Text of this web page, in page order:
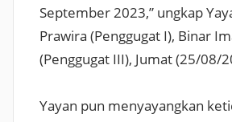
September 2023,” ungkap
Prawira (Penggugat I), Binar
(Penggugat III), Jumat (25/08/
Yayan pun menyayangkan